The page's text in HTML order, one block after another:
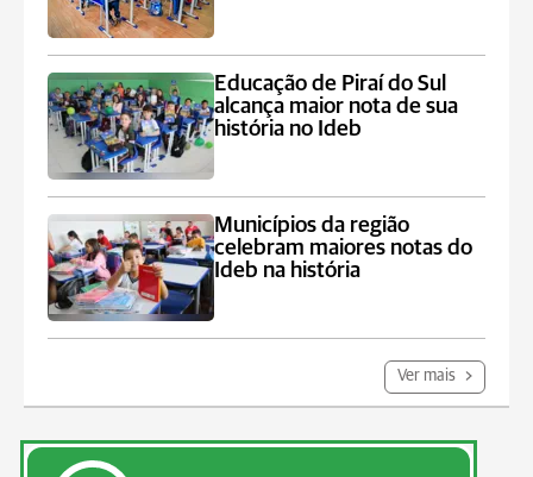
Educação de Piraí do Sul
alcança maior nota de sua
história no Ideb
Municípios da região
celebram maiores notas do
Ideb na história
Ver mais